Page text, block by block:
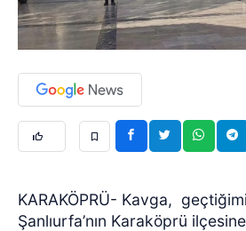
KARAKÖPRÜ- Kavga,
Şanlıurfa’nın Karaköprü